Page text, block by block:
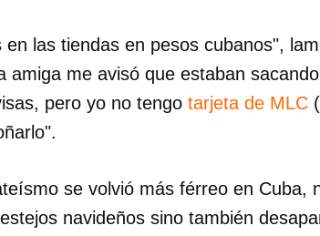
las tiendas en pesos cubanos",
amiga me avisó que estaban
pero yo no tengo tarjeta de MLC
se volvió más férreo en Cuba,
navideños sino también